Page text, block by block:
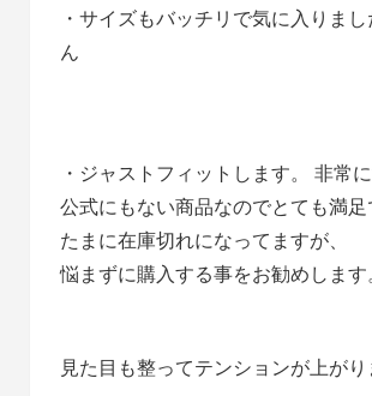
・サイズもバッチリで気に入りま
ん
・ジャストフィットします。 非常に
公式にもない商品なのでとても満足
たまに在庫切れになってますが、
悩まずに購入する事をお勧めします
見た目も整ってテンションが上が